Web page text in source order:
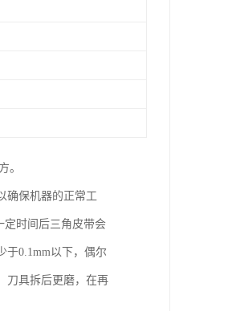
。
确保机器的正常工
定时间后三角皮带会
于0.1mm以下，偶尔
刀具拆后更磨，在再